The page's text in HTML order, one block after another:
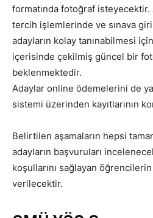
formatında fotoğraf isteyecektir.
tercih işlemlerinde ve sınava
adayların kolay tanınabilmesi
içerisinde çekilmiş güncel bir
beklenmektedir.
Adaylar online ödemelerini de
sistemi üzerinden kayıtlarının
Belirtilen aşamaların hepsi
adayların başvuruları
koşullarını sağlayan öğrencilerin
verilecektir.